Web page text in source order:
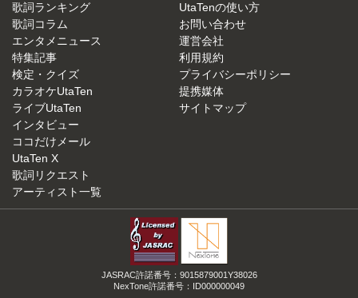
歌詞ランキング
歌詞コラム
エンタメニュース
特集記事
検定・クイズ
カラオケUtaTen
ライブUtaTen
インタビュー
ココだけメール
UtaTen X
歌詞リクエスト
アーティスト一覧
UtaTenの使い方
お問い合わせ
運営会社
利用規約
プライバシーポリシー
提携媒体
サイトマップ
JASRAC許諾番号：9015879001Y38026
NexTone許諾番号：ID000000049